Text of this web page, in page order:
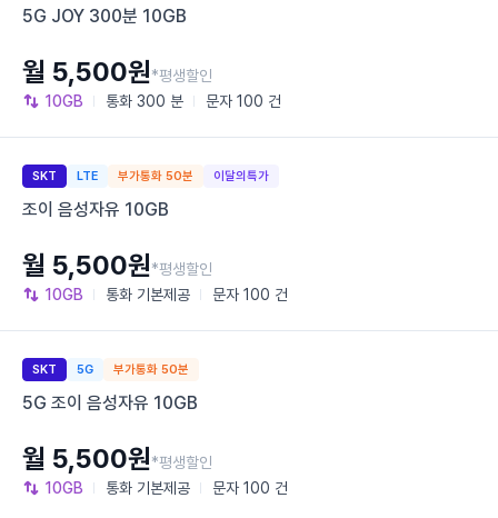
5G JOY 300분 10GB
10GB 통화 300 분 문자 100 건
월 5,500원*평생할인
SKT LTE 부가통화 50분 이달의특가
조이 음성자유 10GB
10GB 통화 기본제공 문자 100 건
월 5,500원*평생할인
SKT 5G 부가통화 50분
5G 조이 음성자유 10GB
10GB 통화 기본제공 문자 100 건
월 5,500원*평생할인